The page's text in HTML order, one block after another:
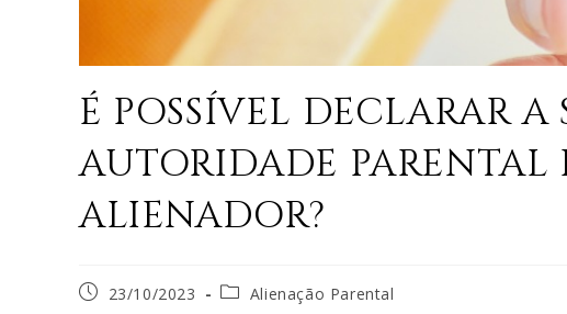
É POSSÍVEL DECLARAR A
AUTORIDADE
ALIENADOR?
23/10/2023 Alienação Parental